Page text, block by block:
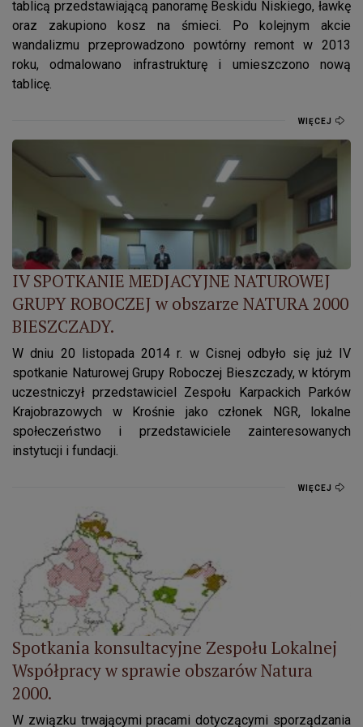
tablicą przedstawiającą panoramę Beskidu Niskiego, ławkę
oraz zakupiono kosz na śmieci. Po kolejnym akcie
wandalizmu przeprowadzono powtórny remont w 2013
roku, odmalowano infrastrukturę i umieszczono nową
tablicę.
WIĘCEJ
IV SPOTKANIE MEDJACYJNE NATUROWEJ GRUPY
IV SPOTKANIE MEDJACYJNE NATUROWEJ
GRUPY ROBOCZEJ w obszarze NATURA 2000
BIESZCZADY.
W dniu 20 listopada 2014 r. w Cisnej odbyło się już IV
spotkanie Naturowej Grupy Roboczej Bieszczady, w którym
uczestniczył przedstawiciel Zespołu Karpackich Parków
Krajobrazowych w Krośnie jako członek NGR, lokalne
społeczeństwo i przedstawiciele zainteresowanych
instytucji i fundacji.
WIĘCEJ
Spotkania konsultacyjne Zespołu Lokalnej Współpracy w
Spotkania konsultacyjne Zespołu Lokalnej
Współpracy w sprawie obszarów Natura
2000.
W związku trwającymi pracami dotyczącymi sporządzania